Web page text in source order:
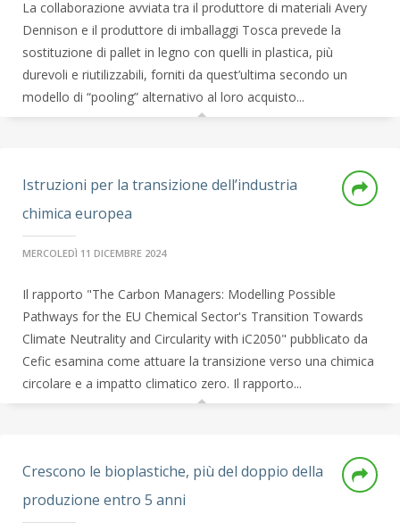
La collaborazione avviata tra il produttore di materiali Avery
Dennison e il produttore di imballaggi Tosca prevede la
sostituzione di pallet in legno con quelli in plastica, più
durevoli e riutilizzabili, forniti da quest’ultima secondo un
modello di “pooling” alternativo al loro acquisto...
Istruzioni per la transizione dell’industria
chimica europea
MERCOLEDÌ 11 DICEMBRE 2024
Il rapporto "The Carbon Managers: Modelling Possible
Pathways for the EU Chemical Sector's Transition Towards
Climate Neutrality and Circularity with iC2050" pubblicato da
Cefic esamina come attuare la transizione verso una chimica
circolare e a impatto climatico zero. Il rapporto...
Crescono le bioplastiche, più del doppio della
produzione entro 5 anni